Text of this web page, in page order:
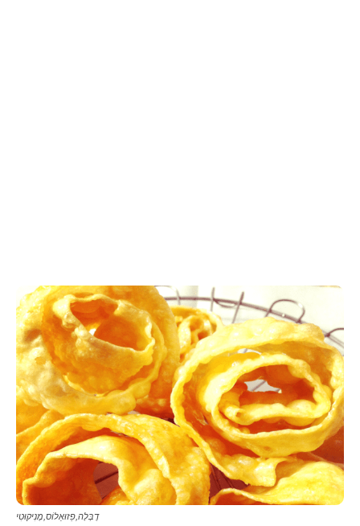
דֶבְּלָה,פַזוּאַלוֹס,מֶנִיקוּטִי